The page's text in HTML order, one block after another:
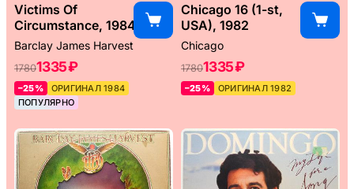
Victims Of
Circumstance, 1984
Barclay James Harvest
17801335 ₽
–25%
ОРИГИНАЛ 1984
ПОПУЛЯРНО
Chicago 16 (1-st,
USA), 1982
Chicago
17801335 ₽
–25% ОРИГИНАЛ 1982